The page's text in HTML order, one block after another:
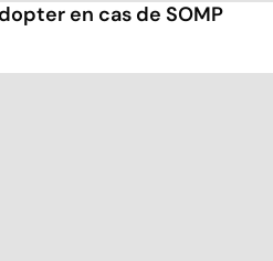
en cas de SOMP